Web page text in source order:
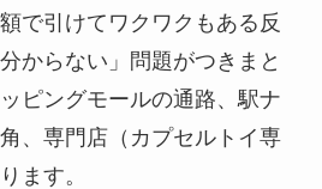
で引けてワクワクもある反
からない」問題がつきまと
ピングモールの通路、駅ナ
、専門店（カプセルトイ専
ます。